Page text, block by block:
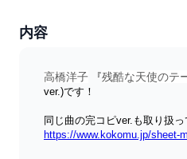
内容
高橋洋子 『残酷な天使のテ
ver.)です！
同じ曲の完コピver.も取り扱
https://www.kokomu.jp/sheet-